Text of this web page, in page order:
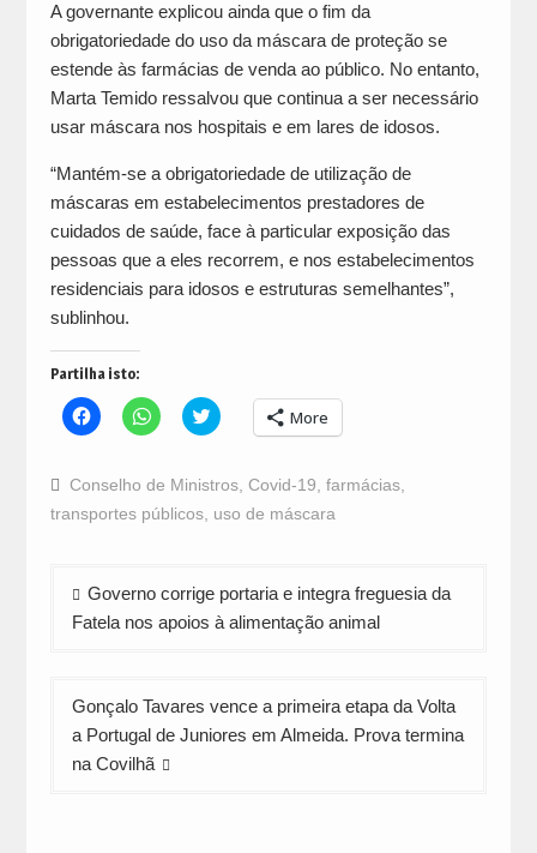
A governante explicou ainda que o fim da
obrigatoriedade do uso da máscara de proteção se
estende às farmácias de venda ao público. No entanto,
Marta Temido ressalvou que continua a ser necessário
usar máscara nos hospitais e em lares de idosos.
“Mantém-se a obrigatoriedade de utilização de
máscaras em estabelecimentos prestadores de
cuidados de saúde, face à particular exposição das
pessoas que a eles recorrem, e nos estabelecimentos
residenciais para idosos e estruturas semelhantes”,
sublinhou.
Partilha isto:
Click
to
Facebook
(Opens
in
new
Click
to
WhatsApp
(Opens
in
new
Click
to
Twitter
(Opens
in
new
More
Conselho de Ministros, Covid-19 farmácias,
transportes públicos, uso de máscara
Navegação
de
Governo corrige portaria e integra freguesia da
Fatela nos apoios à alimentação animal
Gonçalo Tavares vence a primeira etapa da Volta
a Portugal de Juniores em Almeida. Prova termina
na Covilhã